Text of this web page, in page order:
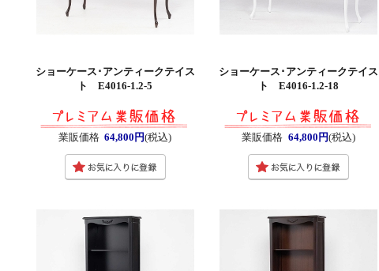
ショーケース･アンティークテイス
ト E4016-1.2-5
業販価格 64,800円(税込)
ショーケース･アンティークテイス
ト E4016-1.2-18
業販価格 64,800円(税込)